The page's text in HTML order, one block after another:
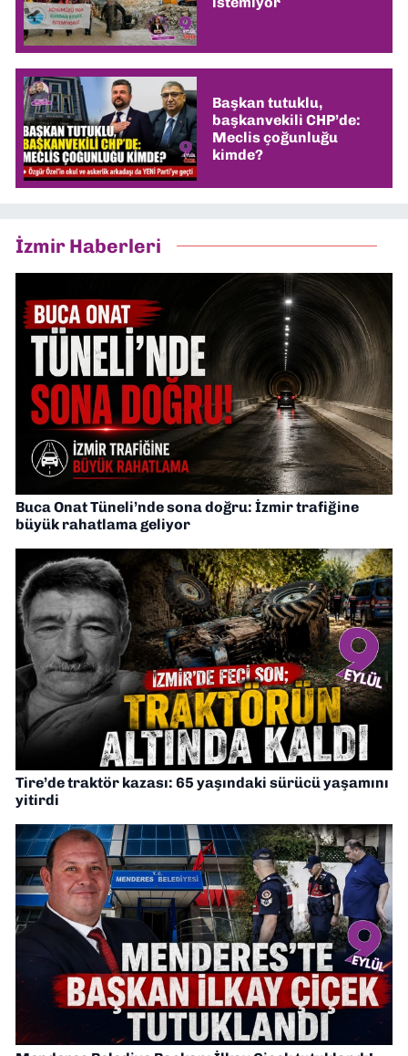
Başkan tutuklu,
başkanvekili CHP’de:
Meclis çoğunluğu
kimde?
İzmir Haberleri
Buca Onat Tüneli’nde sona doğru: İzmir trafiğine
büyük rahatlama geliyor
Tire’de traktör kazası: 65 yaşındaki sürücü yaşamını
yitirdi